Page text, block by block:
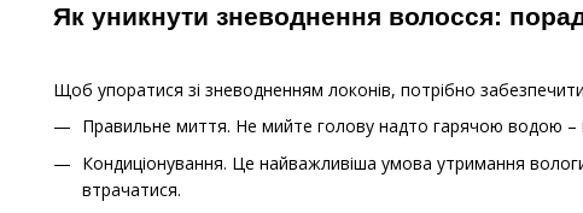
Як уникнути зневоднення волосся:
Щоб упоратися зі зневодненням локонів, потрібно
Правильне миття. Не мийте голову надто гарячою водою –
Кондиціонування. Це найважливіша умова утримання
втрачатися.